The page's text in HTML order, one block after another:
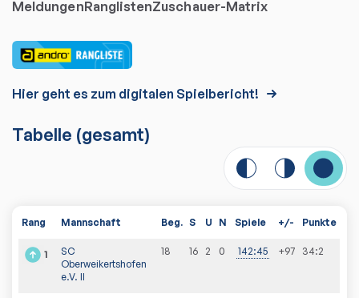
MeldungenRanglistenZuschauer-Matrix
Hier geht es zum digitalen Spielbericht!
Tabelle (gesamt)
Rang Mannschaft Beg. S U N Spiele +/- Punkte
1
SC
Oberweikertshofen
e.V. II
18 16 2 0 142:45 +97 34:2